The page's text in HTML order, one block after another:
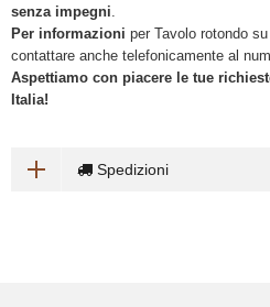
senza impegni.
Per informazioni per Tavolo rotondo
contattare anche telefonicamente al
Aspettiamo con piacere le tue
Italia!
Spedizioni